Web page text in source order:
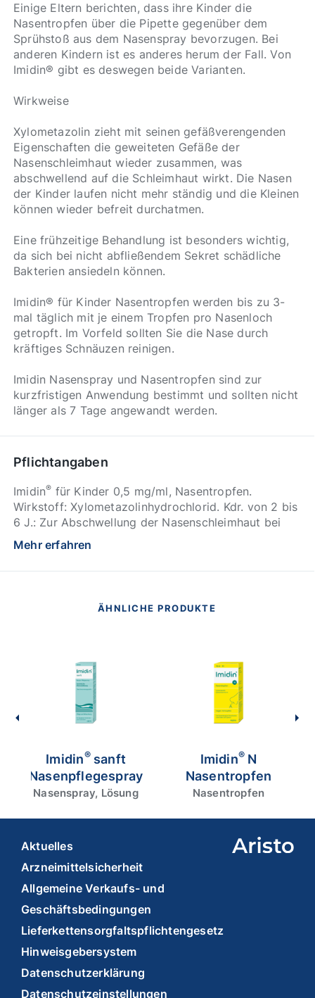
Einige Eltern berichten, dass ihre Kinder die
Nasentropfen über die Pipette gegenüber dem
Sprühstoß aus dem Nasenspray bevorzugen. Bei
anderen Kindern ist es anderes herum der Fall. Von
Imidin® gibt es deswegen beide Varianten.
Wirkweise
Xylometazolin zieht mit seinen gefäßverengenden
Eigenschaften die geweiteten Gefäße der
Nasenschleimhaut wieder zusammen, was
abschwellend auf die Schleimhaut wirkt. Die Nasen
der Kinder laufen nicht mehr ständig und die Kleinen
können wieder befreit durchatmen.
Eine frühzeitige Behandlung ist besonders wichtig,
da sich bei nicht abfließendem Sekret schädliche
Bakterien ansiedeln können.
Imidin® für Kinder Nasentropfen werden bis zu 3-
mal täglich mit je einem Tropfen pro Nasenloch
getropft. Im Vorfeld sollten Sie die Nase durch
kräftiges Schnäuzen reinigen.
Imidin Nasenspray und Nasentropfen sind zur
kurzfristigen Anwendung bestimmt und sollten nicht
länger als 7 Tage angewandt werden.
Pflichtangaben
Imidin® für Kinder 0,5 mg/ml, Nasentropfen.
Wirkstoff: Xylometazolinhydrochlorid. Kdr. von 2 bis
6 J.: Zur Abschwellung der Nasenschleimhaut bei
Schnupfen, anfallsweise auftretendem
Fließschnupfen (Rhinitis vasomotorica),
allergischem Schnupfen (Rhinitis allergica). Enthält
Risiken und Nebenwirkungen lesen Sie die
Packungsbeilage und fragen Sie Ihre Ärztin, Ihren
Wallenroder Straße 8-10, 13435 Berlin.
Mehr erfahren
ÄHNLICHE PRODUKTE
Imidin®sanft
Nasenpflegespray
Nasenspray, Lösung
Imidin® N
Nasentropfen
Nasentropfen
Aktuelles
Arzneimittelsicherheit
Allgemeine Verkaufs- und
Geschäftsbedingungen
Lieferkettensorgfaltspflichtengesetz
Hinweisgebersystem
Datenschutzerklärung
Datenschutzeinstellungen